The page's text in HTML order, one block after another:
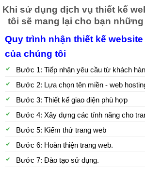
Khi sử dụng dịch vụ thiết kế
tôi sẽ mang lại cho bạn
Quy trình nhận thiết kế
của chúng tôi
Bước 1: Tiếp nhận yêu cầu từ khách
Bước 2: Lựa chọn tên miền - web
Bước 3: Thiết kế giao diện phù hợp
Bước 4: Xây dựng các tính năng cho
Bước 5: Kiểm thử trang web
Bước 6: Hoàn thiện trang web.
Bước 7: Đào tạo sử dụng.